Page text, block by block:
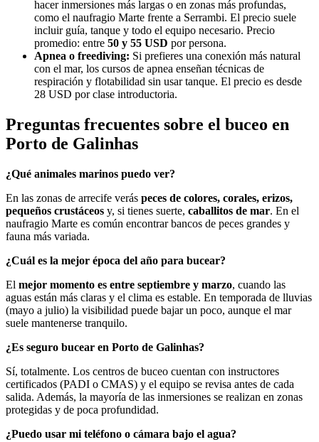
hacer inmersiones más largas o en zonas más profundas,
como el naufragio Marte frente a Serrambi. El precio suele
incluir guía, tanque y todo el equipo necesario. Precio
promedio: entre 50 y 55 USD por persona.
Apnea o freediving: Si prefieres una conexión más natural
con el mar, los cursos de apnea enseñan técnicas de
respiración y flotabilidad sin usar tanque. El precio es desde
28 USD por clase introductoria.
Preguntas frecuentes sobre el buceo en
Porto de Galinhas
¿Qué animales marinos puedo ver?
En las zonas de arrecife verás peces de colores, corales, erizos,
pequeños crustáceos y, si tienes suerte, caballitos de mar. En el
naufragio Marte es común encontrar bancos de peces grandes y
fauna más variada.
¿Cuál es la mejor época del año para bucear?
El mejor momento es entre septiembre y marzo, cuando las
aguas están más claras y el clima es estable. En temporada de lluvias
(mayo a julio) la visibilidad puede bajar un poco, aunque el mar
suele mantenerse tranquilo.
¿Es seguro bucear en Porto de Galinhas?
Sí, totalmente. Los centros de buceo cuentan con instructores
certificados (PADI o CMAS) y el equipo se revisa antes de cada
salida. Además, la mayoría de las inmersiones se realizan en zonas
protegidas y de poca profundidad.
¿Puedo usar mi teléfono o cámara bajo el agua?